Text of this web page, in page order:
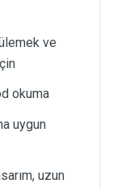
ve
okuma
uygun
uzun